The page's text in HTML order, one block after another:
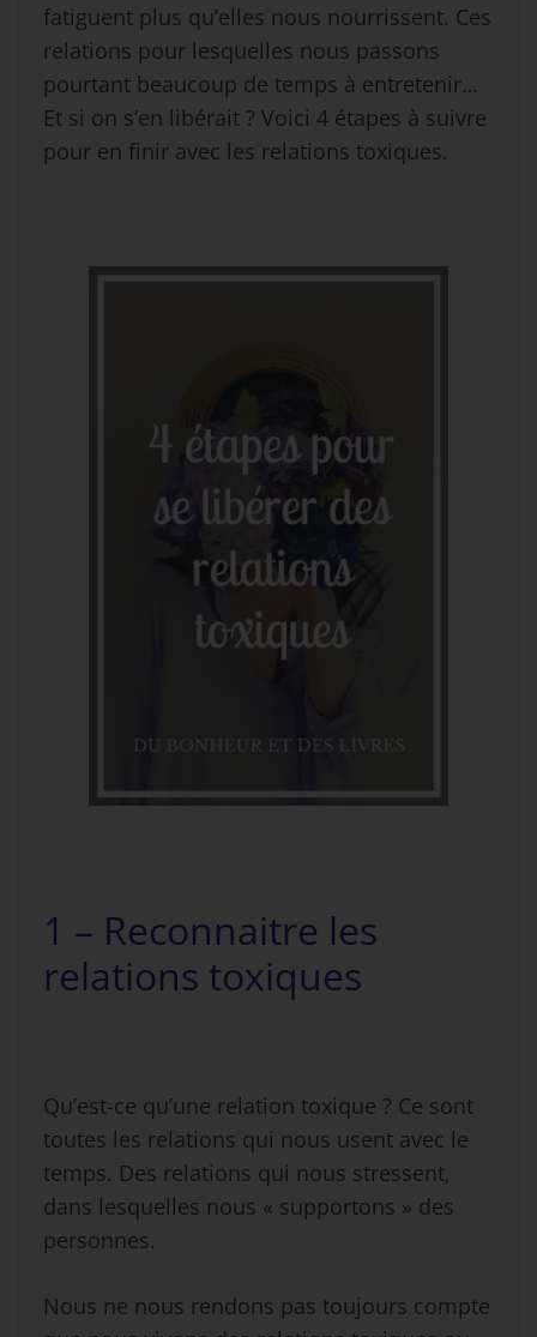
fatiguent plus qu’elles nous nourrissent. Ces
relations pour lesquelles nous passons
pourtant beaucoup de temps à entretenir…
Et si on s’en libérait ? Voici 4 étapes à suivre
pour en finir avec les relations toxiques.
1 – Reconnaitre les
relations toxiques
Qu’est-ce qu’une relation toxique ? Ce sont
toutes les relations qui nous usent avec le
temps. Des relations qui nous stressent,
dans lesquelles nous « supportons » des
personnes.
Nous ne nous rendons pas toujours compte